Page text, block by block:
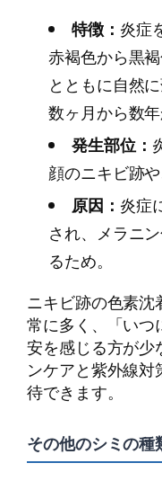
特徴： 炎症
赤褐色から黒
とともに自然
数ヶ月から数
発生部位：
顔のニキビ跡
原因： 炎症
され、メラニ
るため。
ニキビ跡の色素
常に多く、「いつ
安を感じる方が少
ンケアと紫外線
待できます。
その他のシミの種